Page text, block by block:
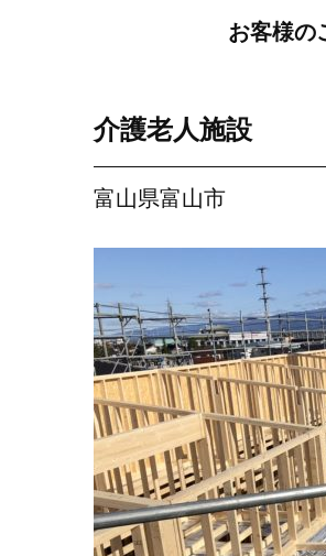
お客様の
介護老人施設
富山県富山市